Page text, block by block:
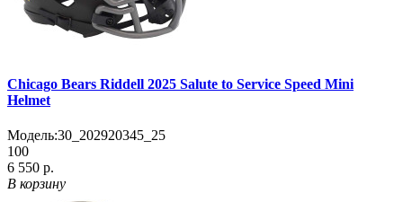
Chicago Bears Riddell 2025 Salute to Service Speed Mini
Helmet
Модель:30_202920345_25
100
6 550 р.
В корзину